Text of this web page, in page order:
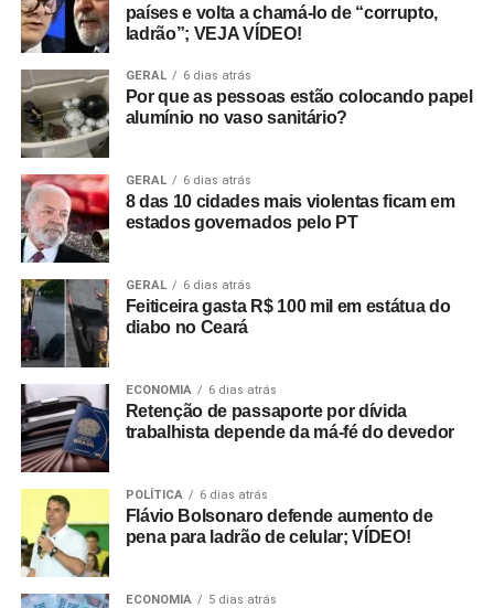
países e volta a chamá-lo de “corrupto,
ladrão”; VEJA VÍDEO!
GERAL 6 dias atrás
Por que as pessoas estão colocando papel
alumínio no vaso sanitário?
GERAL 6 dias atrás
8 das 10 cidades mais violentas ficam em
estados governados pelo PT
GERAL 6 dias atrás
Feiticeira gasta R$ 100 mil em estátua do
diabo no Ceará
ECONOMIA 6 dias atrás
Retenção de passaporte por dívida
trabalhista depende da má-fé do devedor
POLÍTICA 6 dias atrás
Flávio Bolsonaro defende aumento de
pena para ladrão de celular; VÍDEO!
ECONOMIA 5 dias atrás